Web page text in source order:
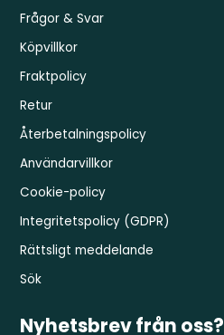
Frågor & Svar
Köpvillkor
Fraktpolicy
Retur
Återbetalningspolicy
Användarvillkor
Cookie-policy
Integritetspolicy (GDPR)
Rättsligt meddelande
Sök
Nyhetsbrev från oss?